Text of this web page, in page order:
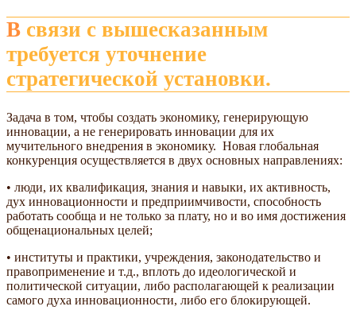
В связи с вышесказанным
требуется уточнение
стратегической установки.
Задача в том, чтобы создать экономику, генерирующую
инновации, а не генерировать инновации для их
мучительного внедрения в экономику. Новая глобальная
конкуренция осуществляется в двух основных направлениях:
• люди, их квалификация, знания и навыки, их активность,
дух инновационности и предприимчивости, способность
работать сообща и не только за плату, но и во имя достижения
общенациональных целей;
• институты и практики, учреждения, законодательство и
правоприменение и т.д., вплоть до идеологической и
политической ситуации, либо располагающей к реализации
самого духа инновационности, либо его блокирующей.